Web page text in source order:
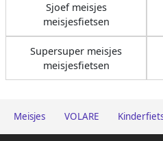
Meisjes VOLARE
Sjoef meisjes
meisjesfietsen
Supersuper meisjes
meisjesfietsen